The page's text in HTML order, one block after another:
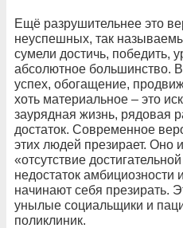
Ещё разрушительнее это
неуспешных, так
сумели достичь, победить,
абсолютное большинство.
успех, обогащение,
хоть материальное – это
заурядная жизнь, рядовая
достаток. Современное
этих людей презирает. Оно
«отсутствие
недостаток
начинают себя презирать.
унылые социальщики и
поликлиник.